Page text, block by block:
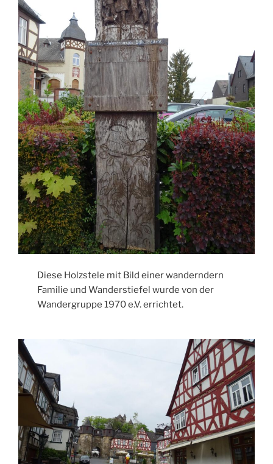
Diese Holzstele mit Bild einer wanderndern
Familie und Wanderstiefel wurde von der
Wandergruppe 1970 e.V. errichtet.